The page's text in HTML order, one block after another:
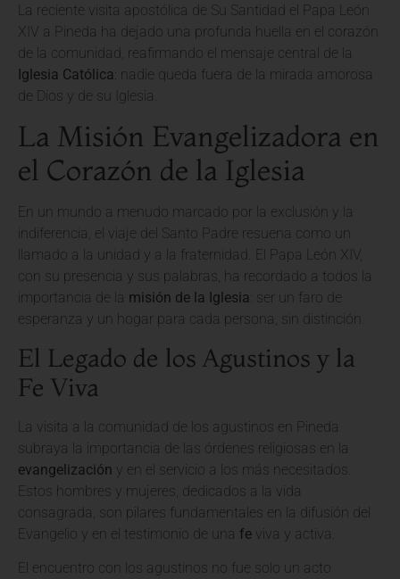
La reciente visita apostólica de Su Santidad el Papa León
XIV a Pineda ha dejado una profunda huella en el corazón
de la comunidad, reafirmando el mensaje central de la
Iglesia Católica: nadie queda fuera de la mirada amorosa
de Dios y de su Iglesia.
La Misión Evangelizadora en
el Corazón de la Iglesia
En un mundo a menudo marcado por la exclusión y la
indiferencia, el viaje del Santo Padre resuena como un
llamado a la unidad y a la fraternidad. El Papa León XIV,
con su presencia y sus palabras, ha recordado a todos la
importancia de la misión de la Iglesia: ser un faro de
esperanza y un hogar para cada persona, sin distinción.
El Legado de los Agustinos y la
Fe Viva
La visita a la comunidad de los agustinos en Pineda
subraya la importancia de las órdenes religiosas en la
evangelización y en el servicio a los más necesitados.
Estos hombres y mujeres, dedicados a la vida
consagrada, son pilares fundamentales en la difusión del
Evangelio y en el testimonio de una fe viva y activa.
El encuentro con los agustinos no fue solo un acto